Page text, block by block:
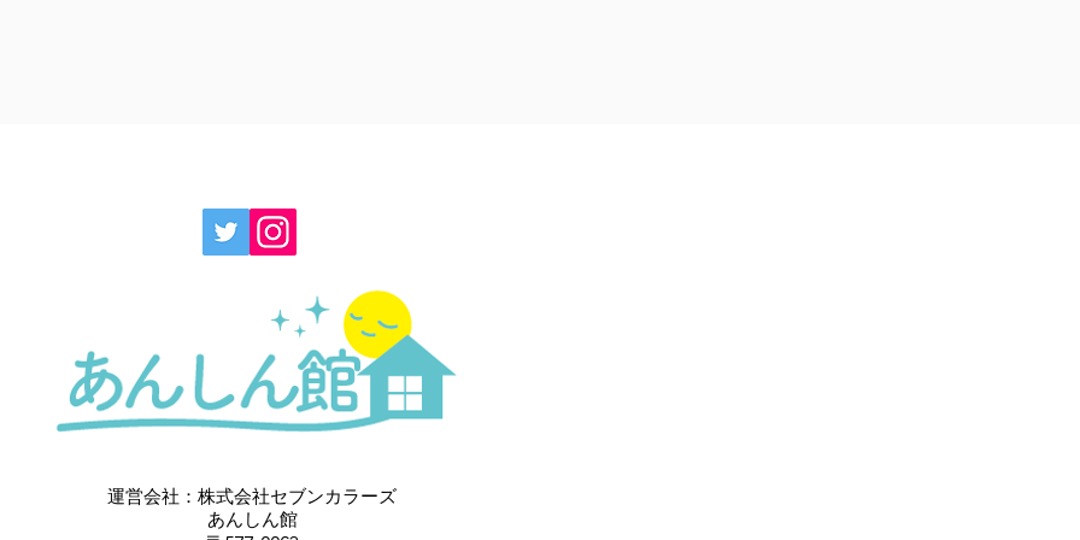
運営会社：株式会社セブンカラーズ
あんしん館